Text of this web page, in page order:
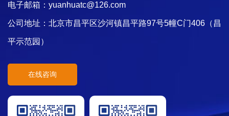
电子邮箱：yuanhuatc@126.com
公司地址：北京市昌平区沙河镇昌平路97号5幢C门406（昌
平示范园）
在线咨询